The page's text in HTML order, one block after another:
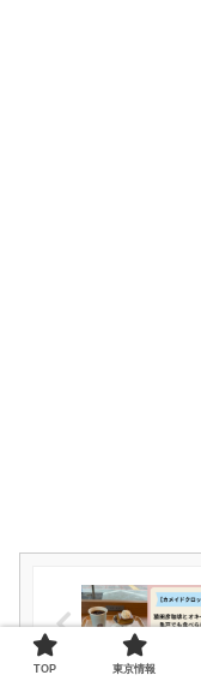
TOP 東京情報